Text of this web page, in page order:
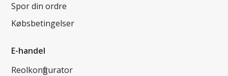
Spor din ordre
Købsbetingelser
E-handel
Reolkonfigurator